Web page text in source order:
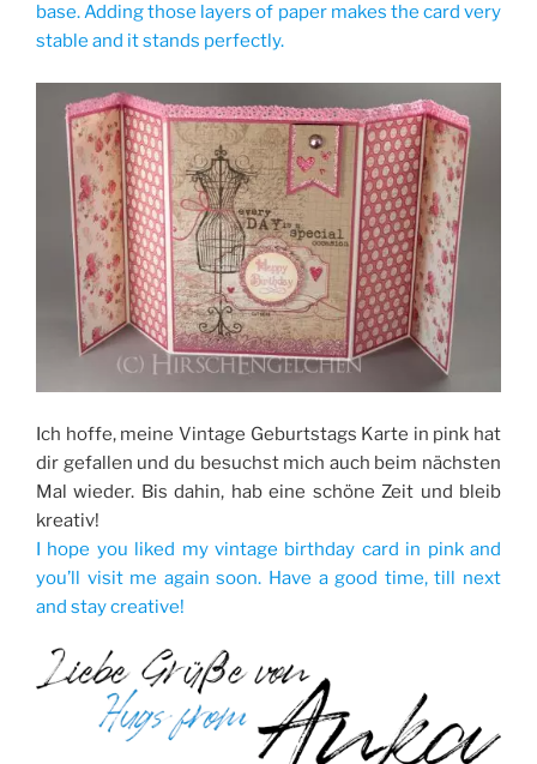
base. Adding those layers of paper makes the card very
stable and it stands perfectly.
Ich hoffe, meine Vintage Geburtstags Karte in pink hat
dir gefallen und du besuchst mich auch beim nächsten
Mal wieder. Bis dahin, hab eine schöne Zeit und bleib
kreativ!
I hope you liked my vintage birthday card in pink and
you’ll visit me again soon. Have a good time, till next
and stay creative!